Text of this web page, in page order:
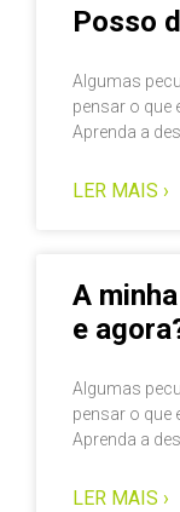
Posso
Algumas
pensar o que
Aprenda a
LER MAIS ›
A
e
Algumas
pensar o que
Aprenda a
LER MAIS ›